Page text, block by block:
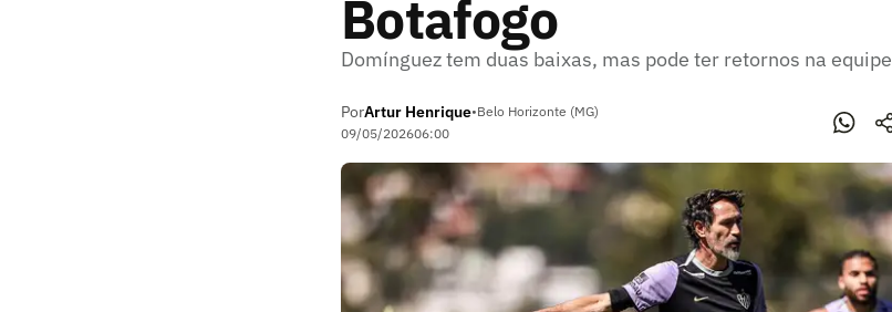
Botafogo
Domínguez tem duas baixas, mas pode ter retornos na equipe
PorArtur Henrique•Belo Horizonte (MG)
09/05/202606:00